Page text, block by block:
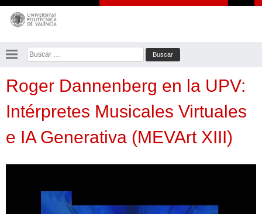
Saltar
contenido
Buscar:
Roger Dannenberg en la UPV:
Intérpretes Musicales Virtuales
e IA Generativa (MEVArt XIII)